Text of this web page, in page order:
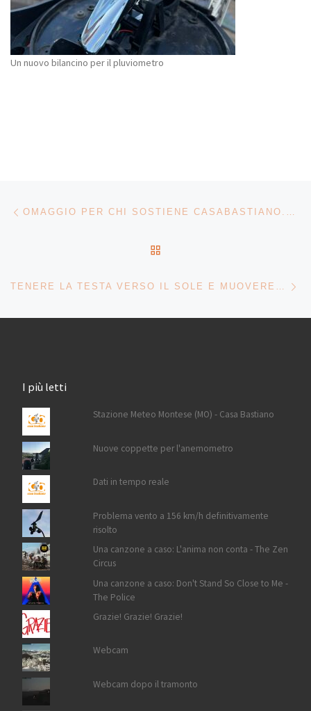
Un nuovo bilancino per il pluviometro
Navigazione articoli OMAGGIO PER CHI SOSTIENE CASABASTIANO.COM
TENERE LA TESTA VERSO IL SOLE E MUOVERE I PIEDI IN AVANTI
I più letti
Stazione Meteo Montese (MO) - Casa Bastiano
Nuove coppette per l'anemometro
Dati in tempo reale
Problema vento a 156 km/h definitivamente
risolto
Una canzone a caso: L'anima non conta - The Zen
Circus
Una canzone a caso: Don't Stand So Close to Me -
The Police
Grazie! Grazie! Grazie!
Webcam
Webcam dopo il tramonto